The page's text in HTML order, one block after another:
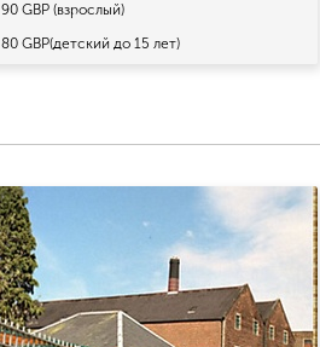
90 GBP (взрослый)
80 GBP(детский до 15 лет)